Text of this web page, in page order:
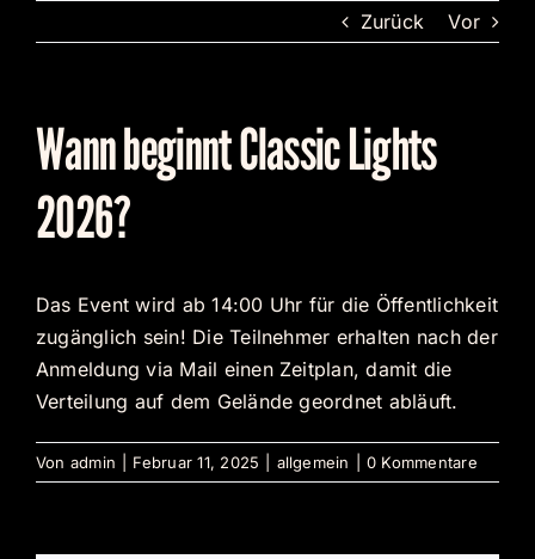
Inhalt
Zurück Vor
Wann beginnt Classic Lights
2026?
Das Event wird ab 14:00 Uhr für die Öffentlichkeit
zugänglich sein! Die Teilnehmer erhalten nach der
Anmeldung via Mail einen Zeitplan, damit die
Verteilung auf dem Gelände geordnet abläuft.
Von admin Februar 11, 2025 allgemein 0 Kommentare